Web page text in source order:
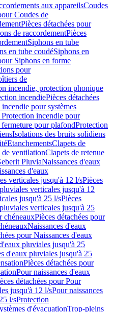
aux appareilsCoudes
Coudes de
Pièces détachées pour
de raccordementPièces
Siphons en tube
en tube coudéSiphons en
Siphons en forme
pour
de
incendie, protection phonique
incendiePièces détachées
pour systèmes
Protection incendie pour
fermeture pour plafondProtection
Isolations des bruits solidiens
EtanchementsClapets de
de ventilationClapets de retenue
PluviaNaissances d'eaux
d'eaux
verticales jusqu'à 12 l/sPièces
verticales jusqu'à 12
jusqu'à 25 l/sPièces
verticales jusqu'à 25
chéneauxPièces détachées pour
Naissances d'eaux
pour Naissances d'eaux
pluviales jusqu'à 25
d'eaux pluviales jusqu'à 25
Pièces détachées pour
Pour naissances d'eaux
détachées pour Pour
jusqu'à 12 l/sPour naissances
l/sProtection
d'évacuationTrop-pleins